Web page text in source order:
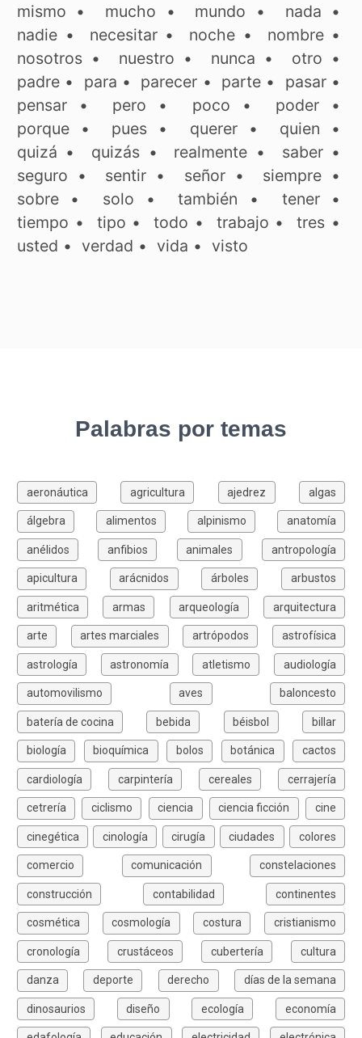
mismo • mucho • mundo • nada •
nadie • necesitar• noche • nombre•
nosotros • nuestro • nunca • otro •
padre • para • parecer • parte • pasar•
pensar • pero • poco • poder•
porque • pues • querer• quien •
quizá • quizás • realmente • saber•
seguro • sentir • señor• siempre •
sobre • solo •también • tener•
tiempo • tipo •todo • trabajo •tres •
usted • verdad • vida • visto
Palabras por temas
aeronáutica agricultura ajedrez algas
álgebra alimentos alpinismo anatomía
anélidos anfibios animales antropología
apicultura arácnidos árboles arbustos
aritmética armas arqueología arquitectura
arte artes marciales artrópodos astrofísica
astrología astronomía atletismo audiología
automovilismo aves baloncesto
batería de cocina bebida béisbol billar
biología bioquímica bolos botánica cactos
cardiología carpintería cereales cerrajería
cetrería ciclismo ciencia ciencia ficción cine
cinegética cinología cirugía ciudades colores
comercio comunicación constelaciones
construcción contabilidad continentes
cosmética cosmología costura cristianismo
cronología crustáceos cubertería cultura
danza deporte derecho días de la semana
dinosaurios diseño ecología economía